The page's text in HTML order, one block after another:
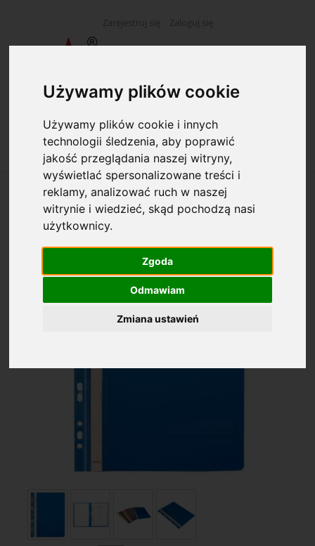
Używamy plików cookie
Używamy plików cookie i innych
technologii śledzenia, aby poprawić
jakość przeglądania naszej witryny,
wyświetlać spersonalizowane treści i
reklamy, analizować ruch w naszej
witrynie i wiedzieć, skąd pochodzą nasi
użytkownicy.
Zgoda
Odmawiam
Zmiana ustawień
Akta osobowe - skoroszyt PCV A-4 wpinany
niebieski